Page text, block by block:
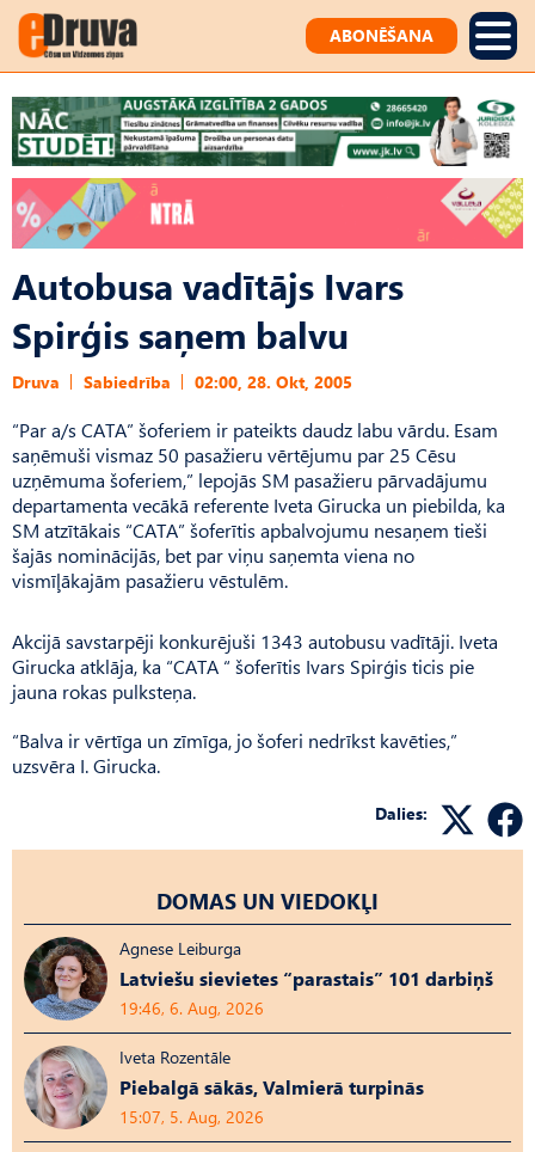
ABONĒŠANA
Autobusa vadītājs Ivars
Spirģis saņem balvu
Druva Sabiedrība 02:00, 28. Okt, 2005
“Par a/s CATA” šoferiem ir pateikts daudz labu vārdu. Esam
saņēmuši vismaz 50 pasažieru vērtējumu par 25 Cēsu
uzņēmuma šoferiem,” lepojās SM pasažieru pārvadājumu
departamenta vecākā referente Iveta Girucka un piebilda, ka
SM atzītākais “CATA” šoferītis apbalvojumu nesaņem tieši
šajās nominācijās, bet par viņu saņemta viena no
vismīļākajām pasažieru vēstulēm.
Akcijā savstarpēji konkurējuši 1343 autobusu vadītāji. Iveta
Girucka atklāja, ka “CATA “ šoferītis Ivars Spirģis ticis pie
jauna rokas pulksteņa.
“Balva ir vērtīga un zīmīga, jo šoferi nedrīkst kavēties,”
uzsvēra I. Girucka.
Dalies:
DOMAS UN VIEDOKĻI
Agnese Leiburga
Latviešu sievietes “parastais” 101 darbiņš
19:46, 6. Aug, 2026
Iveta Rozentāle
Piebalgā sākās, Valmierā turpinās
15:07, 5. Aug, 2026